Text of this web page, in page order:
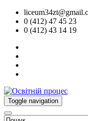
0 (412) 47 45 23
0 (412) 43 14 19
Toggle navigation